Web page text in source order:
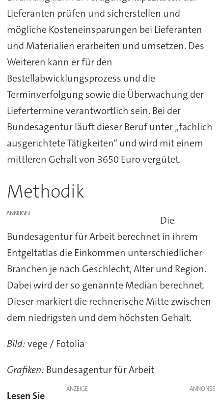
Lieferanten prüfen und sicherstellen und
mögliche Kosteneinsparungen bei Lieferanten
und Materialien erarbeiten und umsetzen. Des
Weiteren kann er für den
Bestellabwicklungsprozess und die
Terminverfolgung sowie die Überwachung der
Liefertermine verantwortlich sein. Bei der
Bundesagentur läuft dieser Beruf unter „fachlich
ausgerichtete Tätigkeiten“ und wird mit einem
mittleren Gehalt von 3650 Euro vergütet.
Methodik
ANZEIGE
Die
Bundesagentur für Arbeit berechnet in ihrem
Entgeltatlas die Einkommen unterschiedlicher
Branchen je nach Geschlecht, Alter und Region.
Dabei wird der so genannte Median berechnet.
Dieser markiert die rechnerische Mitte zwischen
dem niedrigsten und dem höchsten Gehalt.
Bild:vege / Fotolia
Grafiken: Bundesagentur für Arbeit
ANZEIGE
Lesen Sie